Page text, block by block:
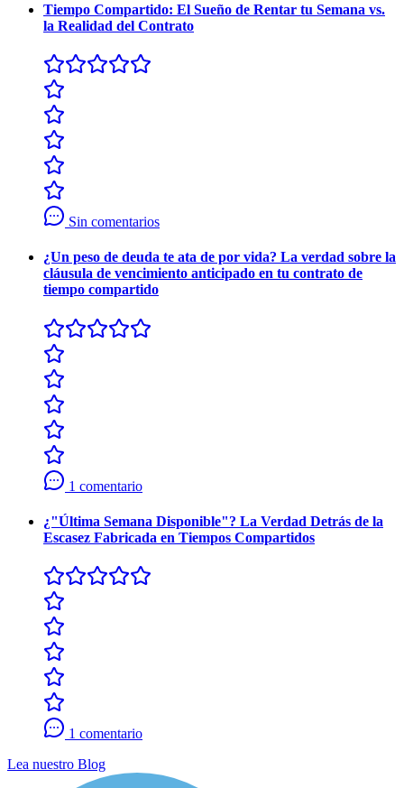
Tiempo Compartido: El Sueño de Rentar tu Semana vs.
la Realidad del Contrato
Sin comentarios
¿Un peso de deuda te ata de por vida? La verdad sobre la
cláusula de vencimiento anticipado en tu contrato de
tiempo compartido
1 comentario
¿"Última Semana Disponible"? La Verdad Detrás de la
Escasez Fabricada en Tiempos Compartidos
1 comentario
Lea nuestro Blog